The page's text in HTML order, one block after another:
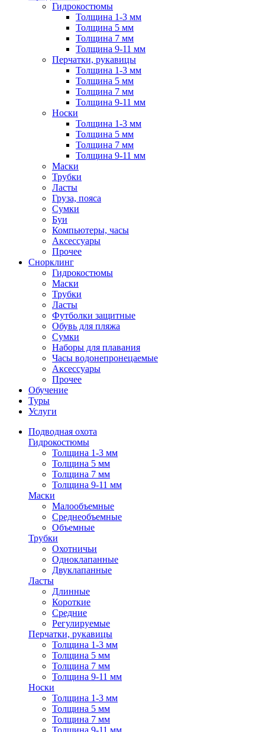
Гидрокостюмы
Толщина 1-3 мм
Толщина 5 мм
Толщина 7 мм
Толщина 9-11 мм
Перчатки, рукавицы
Толщина 1-3 мм
Толщина 5 мм
Толщина 7 мм
Толщина 9-11 мм
Носки
Толщина 1-3 мм
Толщина 5 мм
Толщина 7 мм
Толщина 9-11 мм
Маски
Трубки
Ласты
Груза, пояса
Сумки
Буи
Компьютеры, часы
Аксессуары
Прочее
Снорклинг
Гидрокостюмы
Маски
Трубки
Ласты
Футболки защитные
Обувь для пляжа
Сумки
Наборы для плавания
Часы водонепронецаемые
Аксессуары
Прочее
Обучение
Туры
Услуги
Подводная охота
Гидрокостюмы
Толщина 1-3 мм
Толщина 5 мм
Толщина 7 мм
Толщина 9-11 мм
Маски
Малообъемные
Среднеобъемные
Объемные
Трубки
Охотничьи
Одноклапанные
Двуклапанные
Ласты
Длинные
Короткие
Средние
Регулируемые
Перчатки, рукавицы
Толщина 1-3 мм
Толщина 5 мм
Толщина 7 мм
Толщина 9-11 мм
Носки
Толщина 1-3 мм
Толщина 5 мм
Толщина 7 мм
Толщина 9-11 мм